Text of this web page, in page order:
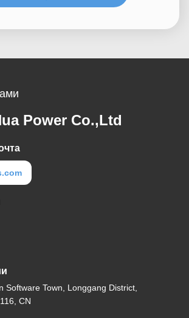
Power Co.,Ltd
Software Town, Longgang District,
CN